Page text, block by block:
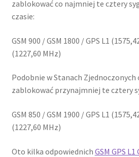
zablokować co najmniej te cztery
czasie:
GSM 900 / GSM 1800 / GPS L1
(1227,60 MHz)
Podobnie w Stanach
zablokować przynajmniej te cztery
GSM 850 / GSM 1900 / GPS L1
(1227,60 MHz)
Oto kilka odpowiednich GSM GPS